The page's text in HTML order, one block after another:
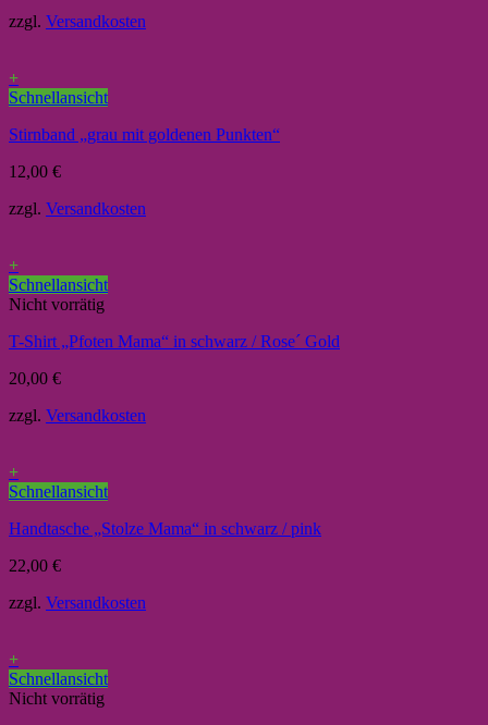
zzgl. Versandkosten
+
Schnellansicht
Stirnband „grau mit goldenen Punkten“
12,00 €
zzgl. Versandkosten
+
Schnellansicht
Nicht vorrätig
T-Shirt „Pfoten Mama“ in schwarz / Rose´ Gold
20,00 €
zzgl. Versandkosten
+
Schnellansicht
Handtasche „Stolze Mama“ in schwarz / pink
22,00 €
zzgl. Versandkosten
+
Schnellansicht
Nicht vorrätig